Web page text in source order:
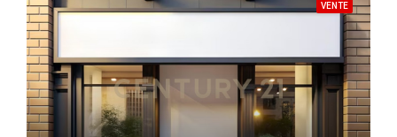
VENTE